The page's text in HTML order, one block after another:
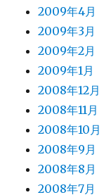
2009年4月
2009年3月
2009年2月
2009年1月
2008年12月
2008年11月
2008年10月
2008年9月
2008年8月
2008年7月